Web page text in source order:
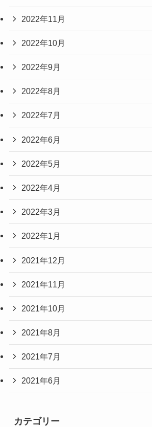
2022年11月
2022年10月
2022年9月
2022年8月
2022年7月
2022年6月
2022年5月
2022年4月
2022年3月
2022年1月
2021年12月
2021年11月
2021年10月
2021年8月
2021年7月
2021年6月
カテゴリー